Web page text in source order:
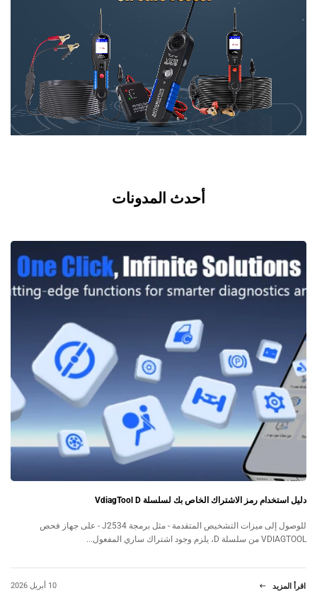
أحدث المدونات
دليل استخدام رمز الاشتراك الخاص بك لسلسلة VdiagTool D
للوصول إلى ميزات التشخيص المتقدمة - مثل برمجة J2534 - على جهاز فحص
VDIAGTOOL من سلسلة D، يلزم وجود اشتراك ساري المفعول...
اقرأ المزيد 10 أبريل 2026